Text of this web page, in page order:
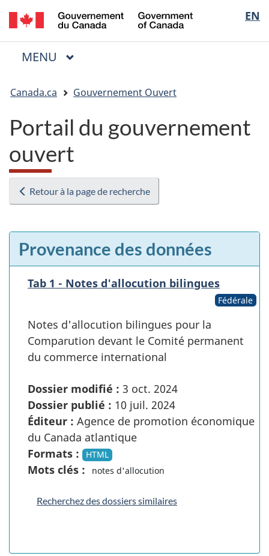
Passer
au
contenu
Passer
à
« Au
Passer
à
la
EN
of
Menu
MENU PRINCIPAL
êtes
ici
Canada.ca Gouvernement Ouvert
Portail du gouvernement
ouvert
Retour à la page de recherche
Provenance des données
Tab 1 - Notes d'allocution bilingues
Fédérale
Notes d'allocution bilingues pour la
Comparution devant le Comité permanent
du commerce international
Dossier modifié : 3 oct. 2024
Dossier publié : 10 juil. 2024
Éditeur : Agence de promotion économique
du Canada atlantique
Formats :
HTML
Mots clés : notes d'allocution
Recherchez des dossiers similaires